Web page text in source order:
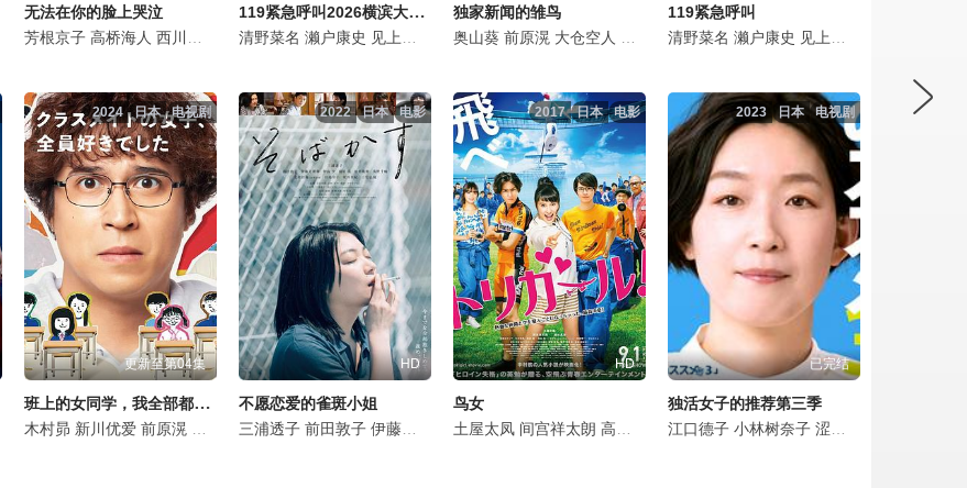
三浦獠太 田村健太郎 前原滉 山本浩司 八木亚希子 中岛步 佐佐木希 田岛令子 柳原晴郎
无法在你的脸上哭泣
芳根京子 高桥海人 西川爱莉 武市尚士 中泽元纪 前原滉 大塚宁宁 赤堀雅秋 片冈礼子 山中崇
119紧急呼叫2026横滨大停电
清野菜名 濑户康史 见上爱 一之濑飒 前原滉 中村友理 佐藤浩市 酒井大成 三浦獠太 堀内敬子
独家新闻的雏鸟
奥山葵 前原滉 大仓空人 佐藤友祐 永冈佑 夙川与务 泷川英次
119紧急呼叫
清野菜名 濑户康史 见上爱
菊地姬奈 上原实矩 林裕太 小川未祐 片冈礼子 根岸季衣 仙道敦子 三浦贵大 和田正人 涩川清彦
高桥玛莉润 小雪 田边诚一 大谷亮平 铃木浩介 本多力 新井美羽 Miu Arai 坂元爱登 Manato Sakamoto 田牧空 Sora Tamaki
电视剧
日本
2024
更新至第04集
班上的女同学，我全部都喜欢
木村昴 新川优爱 前原滉 及川桃利 阪田雅信 皆川猿时
电影
日本
2022
HD
不愿恋爱的雀斑小姐
三浦透子 前田敦子 伊藤万理华 北村匠海 坂井真纪 三宅弘城 田岛令子 前原滉 伊岛空
电影
日本
2017
HD
鸟女
土屋太凤 间宫祥太朗 高杉真宙 池田依来沙 矢本悠马 前原滉
电视剧
日本
2023
已完结
独活女子的推荐第三季
江口德子 小林树奈子 涩谷谦人